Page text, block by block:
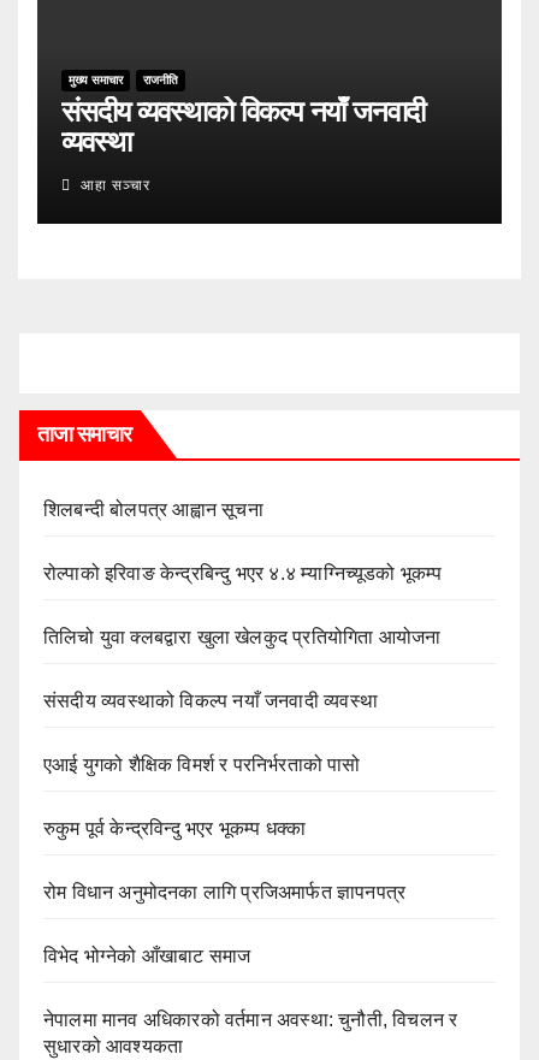
मुख्य समाचार राजनीति
संसदीय व्यवस्थाको विकल्प नयाँ जनवादी
व्यवस्था
आहा सञ्चार
ताजा समाचार
शिलबन्दी बोलपत्र आह्वान सूचना
रोल्पाको इरिवाङ केन्द्रबिन्दु भएर ४.४ म्याग्निच्यूडको भूकम्प
तिलिचो युवा क्लबद्वारा खुला खेलकुद प्रतियोगिता आयोजना
संसदीय व्यवस्थाको विकल्प नयाँ जनवादी व्यवस्था
एआई युगको शैक्षिक विमर्श र परनिर्भरताको पासो
रुकुम पूर्व केन्द्रविन्दु भएर भूकम्प धक्का
रोम विधान अनुमोदनका लागि प्रजिअमार्फत ज्ञापनपत्र
विभेद भोग्नेको आँखाबाट समाज
नेपालमा मानव अधिकारको वर्तमान अवस्था: चुनौती, विचलन र
सुधारको आवश्यकता